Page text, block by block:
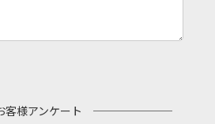
客様アンケート